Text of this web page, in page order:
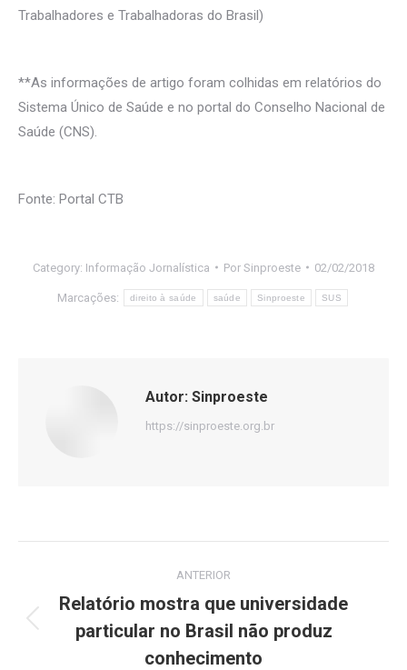
Trabalhadores e Trabalhadoras do Brasil)
**As informações de artigo foram colhidas em relatórios do
Sistema Único de Saúde e no portal do Conselho Nacional de
Saúde (CNS).
Fonte: Portal CTB
Category: Informação Jornalística Por Sinproeste 02/02/2018
Marcações: direito à saúde saúde Sinproeste SUS
Autor: Sinproeste
https://sinproeste.org.br
de
post:
ANTERIOR
Post
anterior:
Relatório mostra que universidade
particular no Brasil não produz
conhecimento